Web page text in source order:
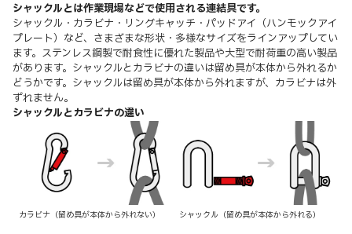
シャックルとは作業現場などで使用される連結具です。
シャックル・カラビナ・リングキャッチ・パッドアイ（ハンモックアイ
プレート）など、さまざまな形状・多様なサイズをラインアップしてい
ます。ステンレス鋼製で耐食性に優れた製品や大型で耐荷重の高い製品
があります。シャックルとカラビナの違いは留め具が本体から外れるか
どうかです。シャックルは留め具が本体から外れますが、カラビナは外
ずれません。
シャックルとカラビナの違い
シャックル（留め具が本体から外れる）
カラビナ（留め具が本体から外れない）